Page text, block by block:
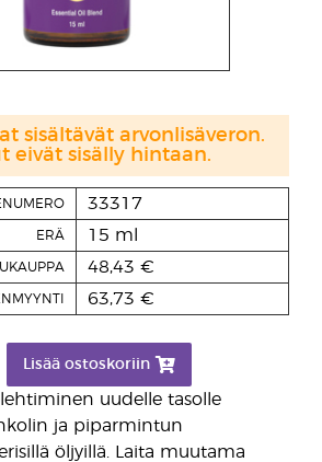
uudelle tasolle
ja piparmintun
öljyillä. Laita muutama
33317
ERÄ 15 ml
48,43 €
63,73 €
Lisää ostoskoriin
sisältävät arvonlisäveron.
eivät sisälly hintaan.